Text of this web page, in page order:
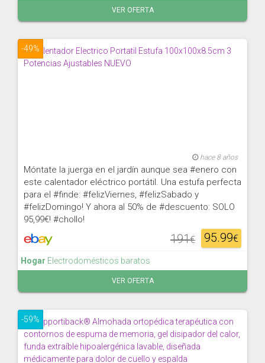
VER OFERTA
-49%
hace 8 años
Móntate la juerga en el jardín aunque sea #enero con
este calentador eléctrico portátil. Una estufa perfecta
para el #finde: #felizViernes, #felizSabado y
#felizDomingo! Y ahora al 50% de #descuento: SOLO
95,99€! #chollo!
95.99€
191€
Hogar Electrodomésticos baratos
VER OFERTA
-59%